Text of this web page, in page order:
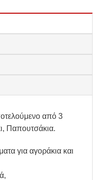
από 3
Παπουτσάκια.
για αγοράκια και